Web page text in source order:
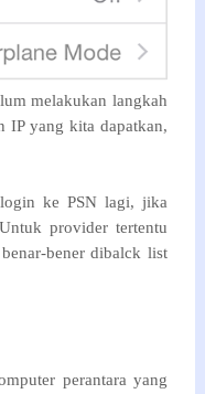
melakukan langkah
IP yang kita dapatkan,
ke PSN lagi, jika
provider tertentu
bener dibalck list
perantara yang